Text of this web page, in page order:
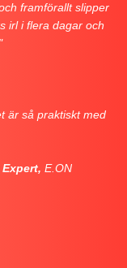
framförallt slipper
irl i flera dagar och
är så praktiskt med
E.ON